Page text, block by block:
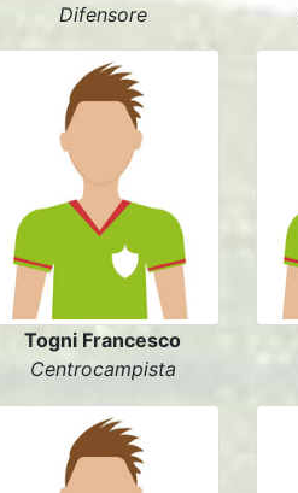
Difensore
Togni Francesco
Centrocampista